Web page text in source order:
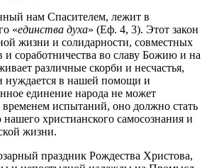
нам Спасителем, лежит в
«единства духа» (Еф. 4, 3). Этот закон
жизни и солидарности, совместных
и соработничества во славу Божию и на
различные скорби и несчастья,
нуждается в нашей помощи и
единение народа не может
временем испытаний, оно должно стать
христианского самосознания и
жизни.
праздник Рождества Христова,